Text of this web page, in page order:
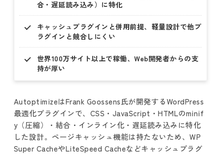
合・遅延読み込み）に特化
キャッシュプラグインと併用前提、軽量設計で他プ
ラグインと競合しにくい
世界100万サイト以上で稼働、Web開発者からの支
持が厚い
AutoptimizeはFrank Goossens氏が開発するWordPress
最適化プラグインで、CSS・JavaScript・HTMLのminif
y（圧縮）・結合・インライン化・遅延読み込みに特化
した設計。ページキャッシュ機能は持たないため、WP
Super CacheやLiteSpeed Cacheなどキャッシュプラグ